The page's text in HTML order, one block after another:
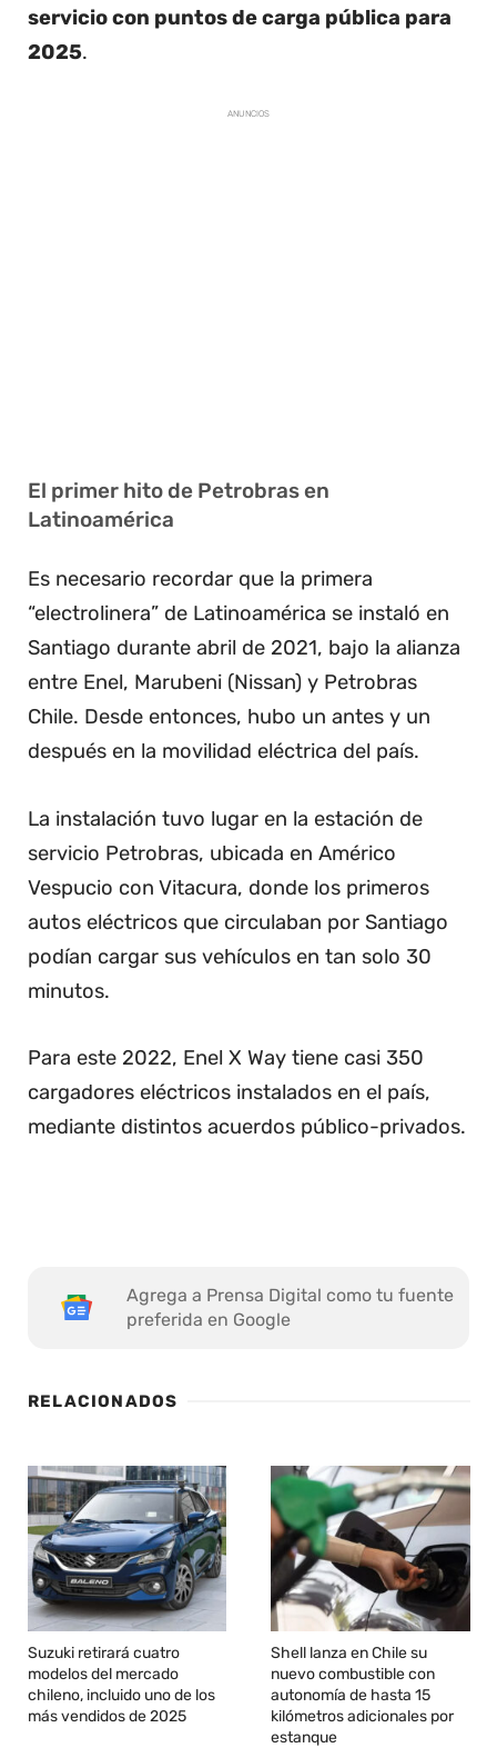
servicio con puntos de carga pública para
2025.
ANUNCIOS
El primer hito de Petrobras en
Latinoamérica
Es necesario recordar que la primera
“electrolinera” de Latinoamérica se instaló en
Santiago durante abril de 2021, bajo la alianza
entre Enel, Marubeni (Nissan) y Petrobras
Chile. Desde entonces, hubo un antes y un
después en la movilidad eléctrica del país.
La instalación tuvo lugar en la estación de
servicio Petrobras, ubicada en Américo
Vespucio con Vitacura, donde los primeros
autos eléctricos que circulaban por Santiago
podían cargar sus vehículos en tan solo 30
minutos.
Para este 2022, Enel X Way tiene casi 350
cargadores eléctricos instalados en el país,
mediante distintos acuerdos público-privados.
Agrega a Prensa Digital como tu fuente
preferida en Google
RELACIONADOS
Suzuki retirará cuatro
modelos del mercado
chileno, incluido uno de los
más vendidos de 2025
Shell lanza en Chile su
nuevo combustible con
autonomía de hasta 15
kilómetros adicionales por
estanque